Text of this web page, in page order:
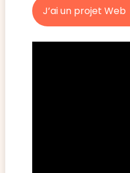
J’ai un projet Web